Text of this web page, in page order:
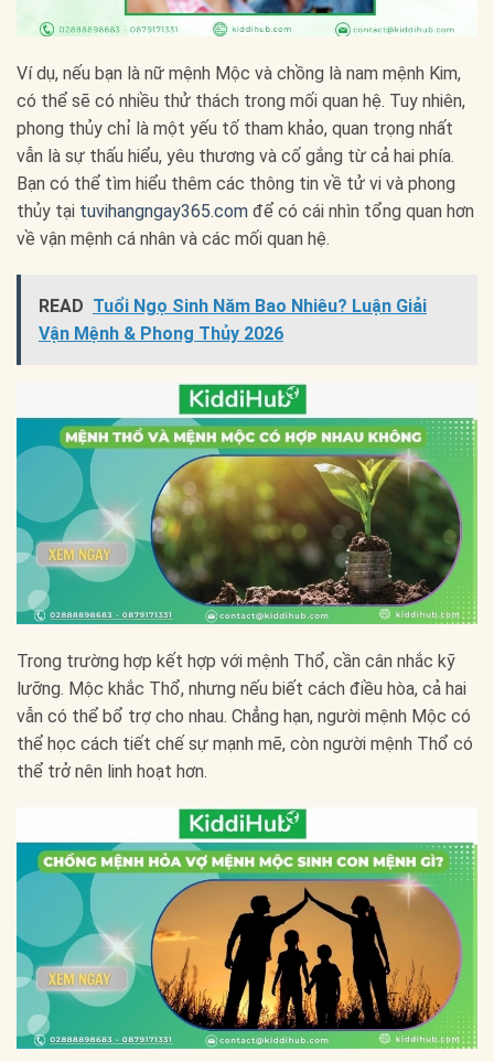
Ví dụ, nếu bạn là nữ mệnh Mộc và chồng là nam mệnh Kim,
có thể sẽ có nhiều thử thách trong mối quan hệ. Tuy nhiên,
phong thủy chỉ là một yếu tố tham khảo, quan trọng nhất
vẫn là sự thấu hiểu, yêu thương và cố gắng từ cả hai phía.
Bạn có thể tìm hiểu thêm các thông tin về tử vi và phong
thủy tại tuvihangngay365.com để có cái nhìn tổng quan hơn
về vận mệnh cá nhân và các mối quan hệ.
READ Tuổi Ngọ Sinh Năm Bao Nhiêu? Luận Giải
Vận Mệnh & Phong Thủy 2026
Trong trường hợp kết hợp với mệnh Thổ, cần cân nhắc kỹ
lưỡng. Mộc khắc Thổ, nhưng nếu biết cách điều hòa, cả hai
vẫn có thể bổ trợ cho nhau. Chẳng hạn, người mệnh Mộc có
thể học cách tiết chế sự mạnh mẽ, còn người mệnh Thổ có
thể trở nên linh hoạt hơn.